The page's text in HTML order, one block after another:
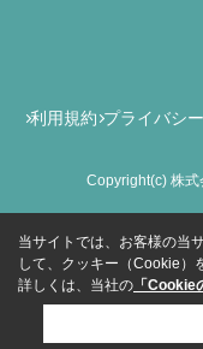
利用規約 プライバシ
Copyright(c) 株式
当サイトでは、お客様の当
して、クッキー（Cookie）
詳しくは、当社の 「Cookie